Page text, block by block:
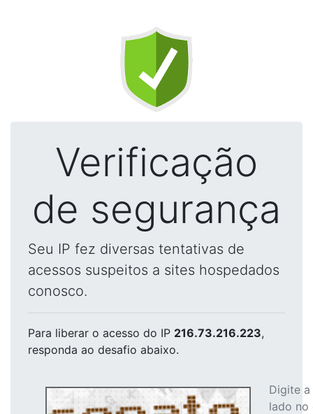
Verificação
de segurança
Seu IP fez diversas tentativas de
acessos suspeitos a sites hospedados
conosco.
Para liberar o acesso do IP 216.73.216.223,
responda ao desafio abaixo.
Digite
lado no